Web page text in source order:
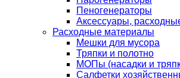
Пеногенераторы
Аксессуары,
Расходные материалы
Мешки для мусора
Тряпки и полотно
МОПы (насадки и
Салфетки